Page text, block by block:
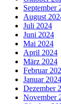
September
August
Juli 2024
Juni 2024
Mai 2024
April 2024
März 2024
Februar
Januar 2024
Dezember
November